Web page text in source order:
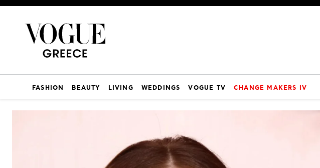
FASHION BEAUTY LIVING WEDDINGS VOGUE TV CHANGE MAKERS IV